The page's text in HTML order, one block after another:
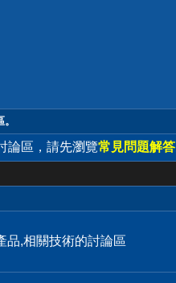
論區，請先瀏覽常見問題解答
品,相關技術的討論區